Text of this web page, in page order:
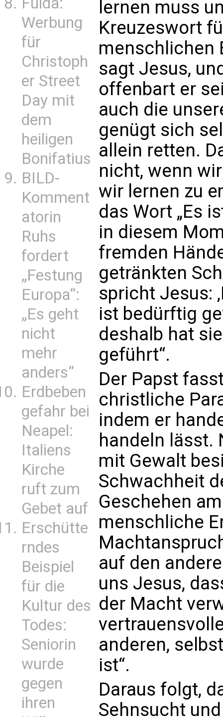
Werbung
für
Christoph
er Street
Day mit
dem
heiligen
Bonifatius
BILD-
Komment
atorin
Ruhs
fordert
„Festung
Europa“:
„Es geht
nicht
mehr
anders“
Erdbeben
gefahr bei
Neapel:
Italiens
Kirche
ruft zum
Gebet auf
Erschütte
rndes
Beispiel
für die
Kultur des
Todes:
Seniorin
wurde
gegen
ihren
lernen muss
Kreuzeswort
menschlichen
sagt Jesus,
offenbart er
auch die
genügt sich
allein retten.
nicht, wenn
wir lernen zu
das Wort „Es
in diesem
fremden
getränkten
spricht Jesus:
ist bedürftig
deshalb hat
geführt“.
Der Papst
christliche
indem er
handeln lässt.
mit Gewalt
Schwachheit
Geschehen
menschliche
auf den
uns Jesus,
der Macht
anderen,
ist“.
Daraus folgt,
Sehnsucht